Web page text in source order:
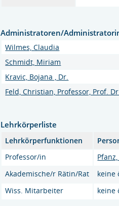
Administratoren/
Wilmes, Claudia
Schmidt, Miriam
Kravic, Bojana , Dr.
Feld, Christian, Professor, Prof.
Lehrkörperliste
Lehrkörperfunktionen
Professor/in
Akademische/r Rätin/Rat
keine
Wiss. Mitarbeiter
keine